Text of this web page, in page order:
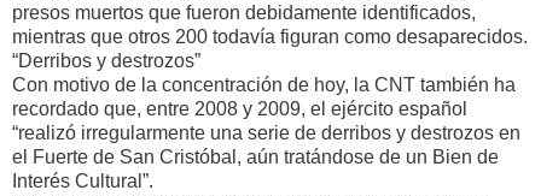
presos muertos que fueron debidamente identificados,
mientras que otros 200 todavía figuran como desaparecidos.
“Derribos y destrozos”
Con motivo de la concentración de hoy, la CNT también ha
recordado que, entre 2008 y 2009, el ejército español
“realizó irregularmente una serie de derribos y destrozos en
el Fuerte de San Cristóbal, aún tratándose de un Bien de
Interés Cultural”.